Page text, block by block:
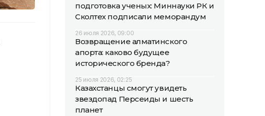
подготовка ученых: Миннауки РК и
Сколтех подписали меморандум
26 июля 2026, 09:00
Возвращение алматинского
апорта: каково будущее
исторического бренда?
25 июля 2026, 02:25
Казахстанцы смогут увидеть
звездопад Персеиды и шесть
планет